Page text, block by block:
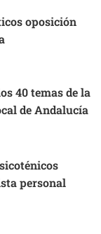
oposición
40 temas de la
de Andalucía
personal